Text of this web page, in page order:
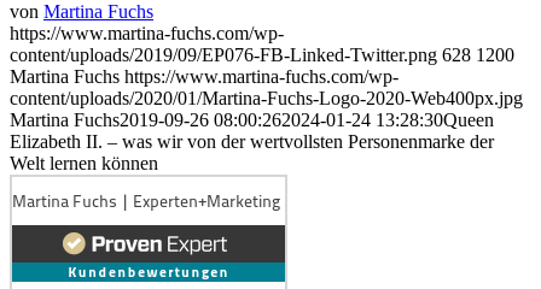
von Martina Fuchs
https://www.martina-fuchs.com/wp-
content/uploads/2019/09/EP076-FB-Linked-Twitter.png 628 1200
Martina Fuchs https://www.martina-fuchs.com/wp-
content/uploads/2020/01/Martina-Fuchs-Logo-2020-Web400px.jpg
Martina Fuchs2019-09-26 08:00:262024-01-24 13:28:30Queen
Elizabeth II. – was wir von der wertvollsten Personenmarke der
Welt lernen können